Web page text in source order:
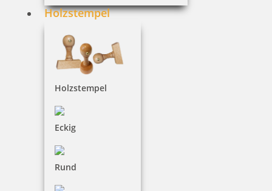
Holzstempel
Holzstempel
Eckig
Rund